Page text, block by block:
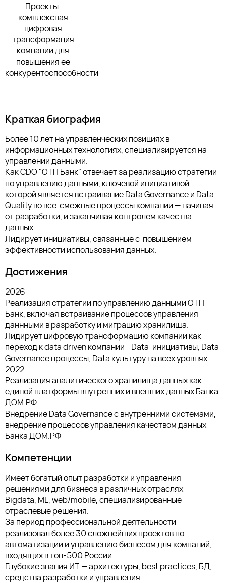
Проекты:
комплексная
цифровая
трансформация
компании для
повышения её
конкурентоспособности
Краткая биография
Более 10 лет на управленческих позициях в
информационных технологиях, специализируется на
управлении данными.
Как CDO "ОТП Банк" отвечает за реализацию стратегии
по управлению данными, ключевой инициативой
которой является встраивание Data Governance и Data
Quality во все смежные процессы компании — начиная
от разработки, и заканчивая контролем качества
данных.
Лидирует инициативы, связанные с повышением
эффективности использования данных.
Достижения
2026
Реализация стратегии по управлению данными ОТП
Банк, включая встраивание процессов управления
даннными в разработку и миграцию хранилища.
Лидирует цифровую трансформацию компании как
переход к data driven компании - Data-инициативы, Data
Governance процессы, Data культуру на всех уровнях.
2022
Реализация аналитического хранилища данных как
единой платформы внутренних и внешних данных Банка
ДОМ.РФ
Внедрение Data Governance с внутренними системами,
внедрение процессов управления качеством данных
Банка ДОМ.РФ
Компетенции
Имеет богатый опыт разработки и управления
решениями для бизнеса в различных отраслях —
Bigdata, ML, web/mobile, специализированные
отраслевые решения.
За период профессиональной деятельности
реализовал более 30 сложнейших проектов по
автоматизации и управлению бизнесом для компаний,
входящих в топ-500 России.
Глубокие знания ИТ — архитектуры, best practices, БД,
средства разработки и управления.